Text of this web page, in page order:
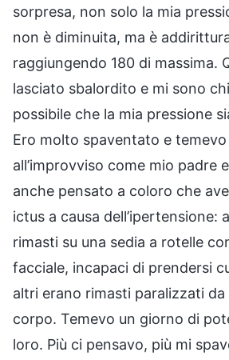
sorpresa, non solo la mia
non è diminuita, ma è
raggiungendo 180 di massima.
lasciato sbalordito e mi sono
possibile che la mia pressione
Ero molto spaventato e
all’improvviso come mio padre
anche pensato a coloro che
ictus a causa dell’ipertensione:
rimasti su una sedia a rotelle
facciale, incapaci di prendersi
altri erano rimasti paralizzati da
corpo. Temevo un giorno di
loro. Più ci pensavo, più mi